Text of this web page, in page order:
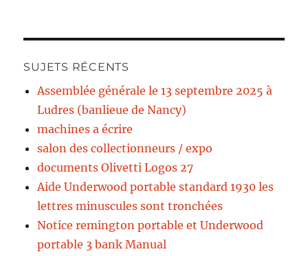
SUJETS RÉCENTS
Assemblée générale le 13 septembre 2025 à
Ludres (banlieue de Nancy)
machines a écrire
salon des collectionneurs / expo
documents Olivetti Logos 27
Aide Underwood portable standard 1930 les
lettres minuscules sont tronchées
Notice remington portable et Underwood
portable 3 bank Manual